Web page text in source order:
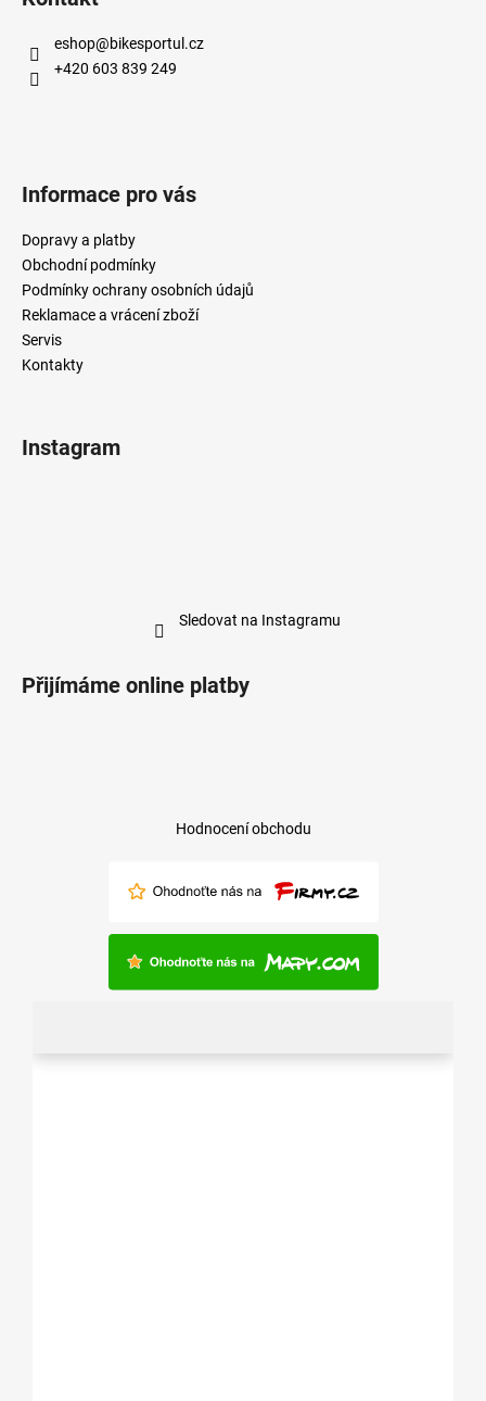
eshop@bikesportul.cz
+420 603 839 249
Informace pro vás
Dopravy a platby
Obchodní podmínky
Podmínky ochrany osobních údajů
Reklamace a vrácení zboží
Servis
Kontakty
Instagram
Sledovat na Instagramu
Přijímáme online platby
Hodnocení obchodu